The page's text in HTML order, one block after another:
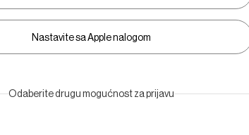
Nastavite sa Apple nalogom
Odaberite drugu mogućnost za prijavu